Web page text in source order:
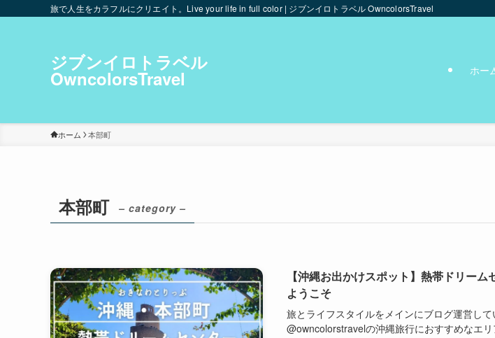
旅で人生をカラフルにクリエイト。Live your life in full color | ジブンイロトラベル OwncolorsTravel
ジブンイロトラベル
OwncolorsTravel ホー
ホーム 本部町
本部町 – category –
【沖縄お出かけスポット】熱帯ドリー
ようこそ
旅とライフスタイルをメインにブログ運営し
@owncolorstravelの沖縄旅行におすすめなエ